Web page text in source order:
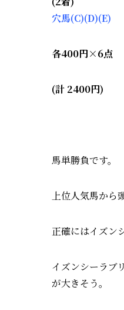
穴馬(C)(D)(E)
各400円×6点
(計 2400円)
馬単勝負です。
上位人気馬から
正確にはイズン
イズンシーラブ
が大きそう。